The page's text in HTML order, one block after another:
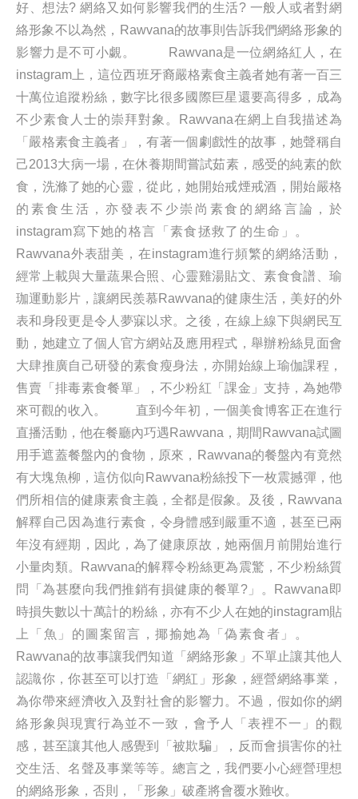
好、想法? 網絡又如何影響我們的生活? 一般人或者對網
絡形象不以為然，Rawvana的故事則告訴我們網絡形象的
影響力是不可小覷。 Rawvana是一位網絡紅人，在
instagram上，這位西班牙裔嚴格素食主義者她有著一百三
十萬位追蹤粉絲，數字比很多國際巨星還要高得多，成為
不少素食人士的崇拜對象。Rawvana在網上自我描述為
「嚴格素食主義者」，有著一個劇戲性的故事，她聲稱自
己2013大病一場，在休養期間嘗試茹素，感受的純素的飲
食，洗滌了她的心靈，從此，她開始戒煙戒酒，開始嚴格
的素食生活，亦發表不少崇尚素食的網絡言論，於
instagram寫下她的格言「素食拯救了的生命」。
Rawvana外表甜美，在instagram進行頻繁的網絡活動，
經常上載與大量蔬果合照、心靈雞湯貼文、素食食譜、瑜
珈運動影片，讓網民羨慕Rawvana的健康生活，美好的外
表和身段更是令人夢寐以求。之後，在線上線下與網民互
動，她建立了個人官方網站及應用程式，舉辦粉絲見面會
大肆推廣自己研發的素食瘦身法，亦開始線上瑜伽課程，
售賣「排毒素食餐單」，不少粉紅「課金」支持，為她帶
來可觀的收入。 直到今年初，一個美食博客正在進行
直播活動，他在餐廳內巧遇Rawvana，期間Rawvana試圖
用手遮蓋餐盤內的食物，原來，Rawvana的餐盤內有竟然
有大塊魚柳，這仿似向Rawvana粉絲投下一枚震撼彈，他
們所相信的健康素食主義，全都是假象。及後，Rawvana
解釋自己因為進行素食，令身體感到嚴重不適，甚至已兩
年沒有經期，因此，為了健康原故，她兩個月前開始進行
小量肉類。Rawvana的解釋令粉絲更為震驚，不少粉絲質
問「為甚麼向我們推銷有損健康的餐單?」。Rawvana即
時損失數以十萬計的粉絲，亦有不少人在她的instagram貼
上「魚」的圖案留言，揶揄她為「偽素食者」。
Rawvana的故事讓我們知道「網絡形象」不單止讓其他人
認識你，你甚至可以打造「網紅」形象，經營網絡事業，
為你帶來經濟收入及對社會的影響力。不過，假如你的網
絡形象與現實行為並不一致，會予人「表裡不一」的觀
感，甚至讓其他人感覺到「被欺騙」，反而會損害你的社
交生活、名聲及事業等等。總言之，我們要小心經營理想
的網絡形象，否則，「形象」破產將會覆水難收。